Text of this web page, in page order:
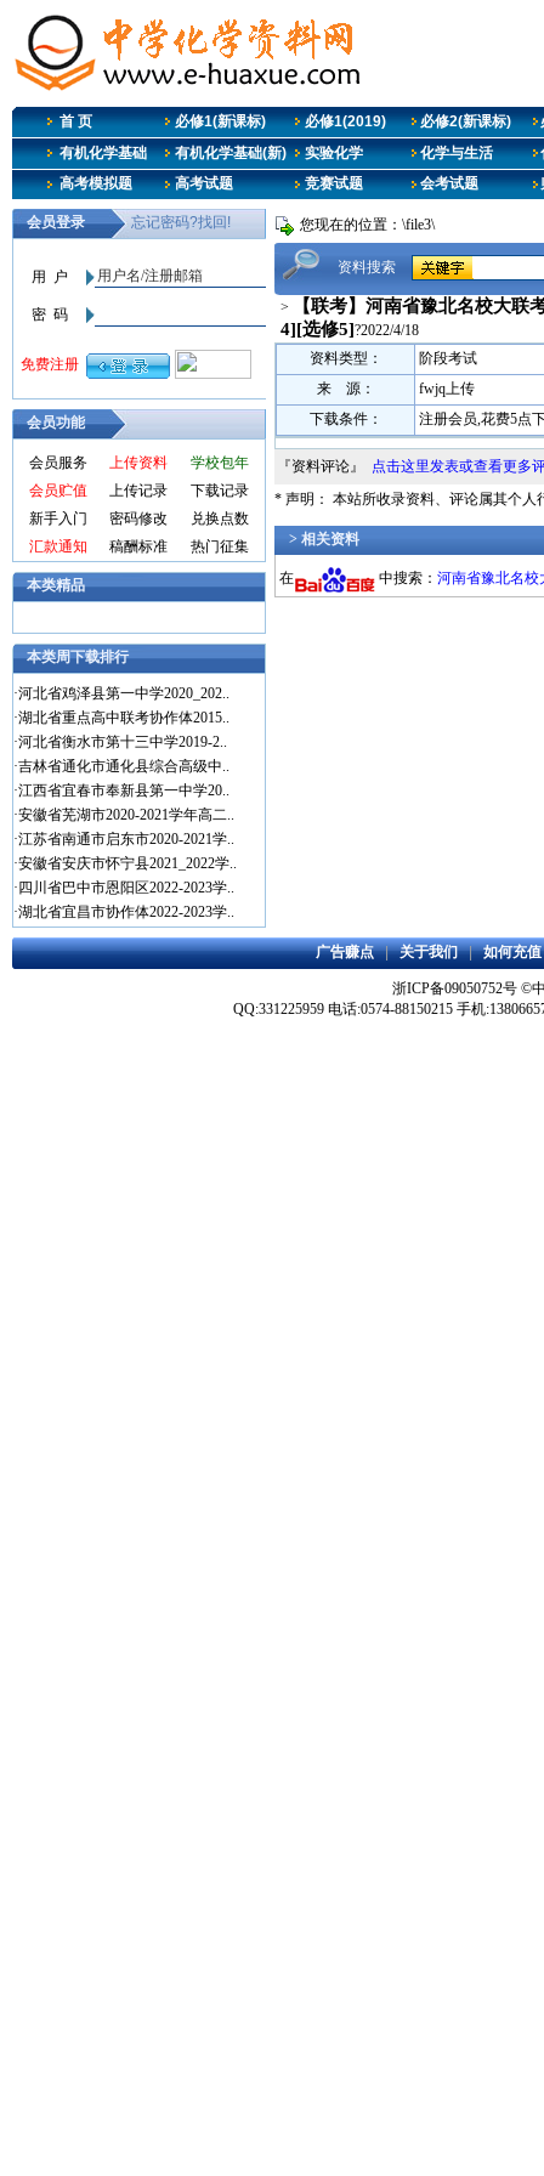
首 页 必修1(新课标) 必修1(2019) 必修2(新课标)
有机化学基础
有机化学基础(新) 实验化学 化学与生活
高考模拟题
高考试题 竞赛试题 会考试题
会员功能
会员服务 上传资料
学校包年
会员贮值
上传记录
下载记录
新手入门
密码修改
兑换点数
汇款通知
稿酬标准 热门征集
本类精品
本类周下载排行
·河北省鸡泽县第一中学2020_202..
·湖北省重点高中联考协作体2015..
·河北省衡水市第十三中学2019-2..
·吉林省通化市通化县综合高级中..
·江西省宜春市奉新县第一中学20..
·安徽省芜湖市2020-2021学年高二..
·江苏省南通市启东市2020-2021学..
·安徽省安庆市怀宁县2021_2022学..
· 四川省巴中市恩阳区2022-2023学..
·湖北省宜昌市协作体2022-2023学..
您现在的位置：\file3\
资料搜索
>
【联考】河南省豫北名校大
4][选修5]?2022/4/18
资料类型：
阶段考试
来 源：
fwjq上传
下载条件：
注册会员,花费5点
『资料评论』 点击这里发表或查看更多
* 声明： 本站所收录资料、评论属其个人
> 相关资料
在 中搜索： 河南省豫北名校
广告赚点|关于我们|如何充值
浙ICP备09050752号 ©
QQ:331225959 电话:0574-88150215 手机